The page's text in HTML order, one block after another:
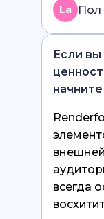
La Пол
Если вы
всегда